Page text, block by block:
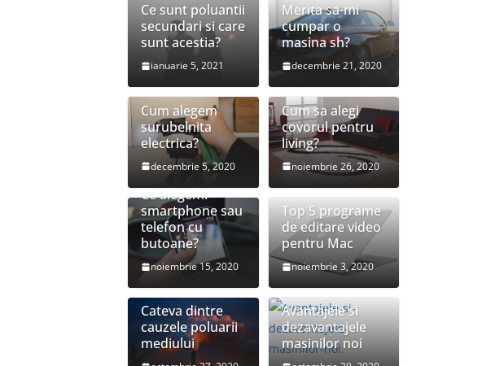
Ce sunt poluantii
secundari si care
sunt acestia?
ianuarie 5, 2021
Merita sa-mi
cumpar o
masina sh?
decembrie 21, 2020
Cum alegem
surubelnita
electrica?
decembrie 5, 2020
Cum sa alegi
covorul pentru
living?
noiembrie 26, 2020
Ce alegem:
smartphone sau
telefon cu
butoane?
noiembrie 15, 2020
Top 5 programe
de editare video
pentru Mac
noiembrie 3, 2020
Cateva dintre
cauzele poluarii
mediului
Avantajele si
dezavantajele
masinilor noi